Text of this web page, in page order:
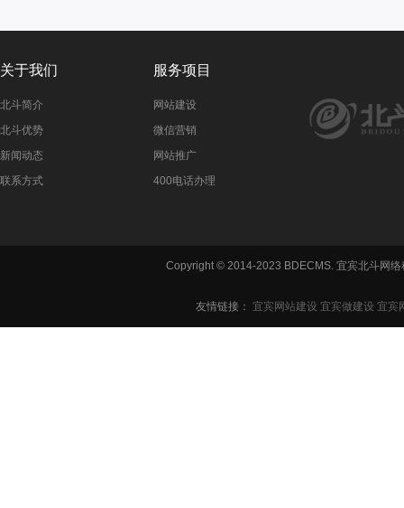
关于我们
北斗简介
北斗优势
新闻动态
联系方式
服务项目
网站建设
微信营销
网站推广
400电话办理
Copyright © 2014-2023 BDECMS. 宜宾北斗网
友情链接： 宜宾网站建设 宜宾做建设 宜宾